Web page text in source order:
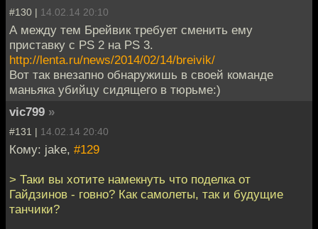
#130 | 14.02.14 20:10
А между тем Брейвик требует сменить ему
приставку c PS 2 на PS 3.
http://lenta.ru/news/2014/02/14/breivik/
Вот так внезапно обнаружишь в своей команде
маньяка убийцу сидящего в тюрьме:)
vic799 »
#131 | 14.02.14 20:40
Кому: jake, #129
> Таки вы хотите намекнуть что поделка от
Гайдзинов - говно? Как самолеты, так и будущие
танчики?